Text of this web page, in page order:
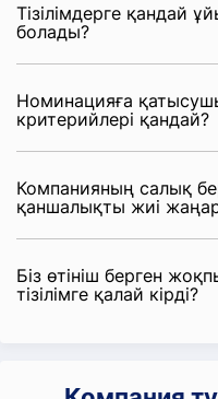
Тізілімдерге қандай
болады?
Номинацияға
критерийлері қандай?
Компанияның салық
қаншалықты жиі
Біз өтініш берген
тізілімге қалай кірді?